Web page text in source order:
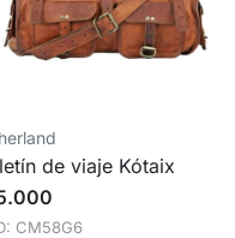
de viaje Kótaix
CM58G6